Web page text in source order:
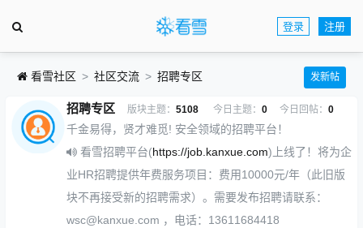
登录 注册
看雪社区 社区交流 招聘专区 发新帖
招聘专区 版块主题： 5108 今日主题： 0 今日回帖： 0
千金易得，贤才难觅! 安全领域的招聘平台！
看雪招聘平台(https://job.kanxue.com)上线了！将为企
业HR招聘提供年费服务项目：费用10000元/年（此旧版
块不再接受新的招聘需求）。需要发布招聘请联系：
wsc@kanxue.com ，电话：13611684418